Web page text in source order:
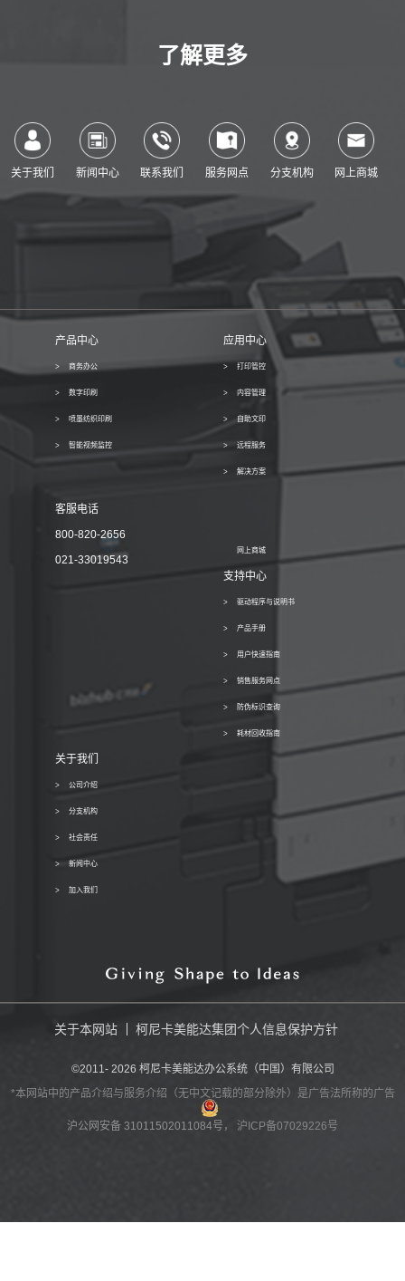
了解更多
关于我们 新闻中心 联系我们 服务网点 分支机构 网上商城
产品中心
商务办公
数字印刷
喷墨纺织印刷
智能视频监控
客服电话
800-820-2656
021-33019543
应用中心
打印管控
内容管理
自助文印
远程服务
解决方案
网上商城
支持中心
驱动程序与说明书
产品手册
用户快速指南
销售服务网点
防伪标识查询
耗材回收指南
关于我们
公司介绍
分支机构
社会责任
新闻中心
加入我们
关于本网站 柯尼卡美能达集团个人信息保护方针
©2011- 2026 柯尼卡美能达办公系统（中国）有限公司
*本网站中的产品介绍与服务介绍（无中文记载的部分除外）是广告法所称的广告
沪公网安备 31011502011084号 ， 沪ICP备07029226号